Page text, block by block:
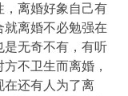
，离婚好象自己有
就离婚不必勉强在
是无奇不有，有听
不卫生而离婚，
在还有人为了离